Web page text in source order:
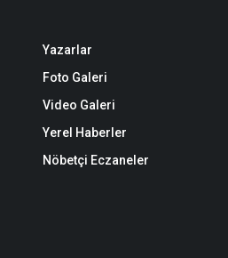
Yazarlar
Foto Galeri
Video Galeri
Yerel Haberler
Nöbetçi Eczaneler